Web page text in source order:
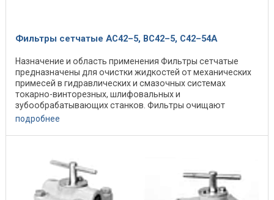
Фильтры сетчатые АС42–5, ВС42–5, С42–54А
Назначение и область применения Фильтры сетчатые
предназначены для очистки жидкостей от механических
примесей в гидравлических и смазочных системах
токарно-винторезных, шлифовальных и
зубообрабатывающих станков. Фильтры очищают
минеральные масла, ...
подробнее